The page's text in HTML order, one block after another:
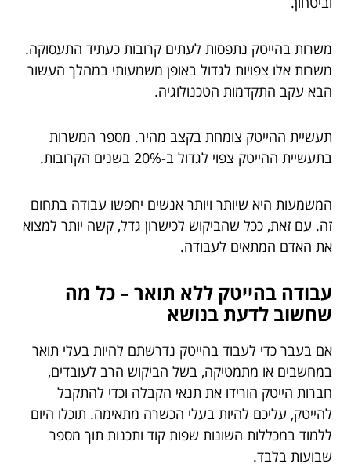
משרות בהייטק נתפסות לעתים קרובות כעתיד התעסוקה.
משרות אלו צפויות לגדול באופן משמעותי במהלך העשור
הבא עקב התקדמות הטכנולוגיה.
תעשיית ההייטק צומחת בקצב מהיר. מספר המשרות
בתעשיית ההייטק צפוי לגדול ב-20% בשנים הקרובות.
המשמעות היא שיותר ויותר אנשים יחפשו עבודה בתחום
זה. עם זאת, ככל שהביקוש לכישרון גדל, קשה יותר למצוא
את האדם המתאים לעבודה.
עבודה בהייטק ללא תואר – כל מה
שחשוב לדעת בנושא
אם בעבר כדי לעבוד בהייטק נדרשתם להיות בעלי תואר
במחשבים או מתמטיקה, בשל הביקוש הרב לעובדים,
חברות הייטק הורידו את תנאי הקבלה וכדי להתקבל
להייטק, עליכם להיות בעלי הכשרה מתאימה. תוכלו היום
ללמוד במכללות השונות שפות קוד ותכנות תוך מספר
שבועות בלבד.